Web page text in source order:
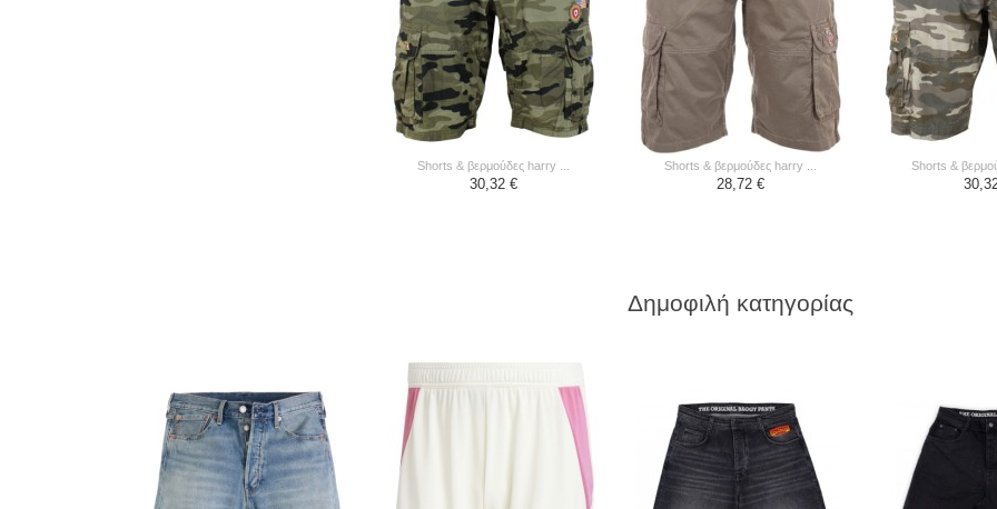
shorts & βερμούδες harry ...
30,32 €
shorts & βερμούδες harry ...
28,72 €
shorts &
Δημοφιλή κατηγορίας